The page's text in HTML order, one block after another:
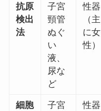
抗原
検出
法
子宮
頸管
ぬぐ
い
液、
尿な
ど
性器
（主
に女
性）
細胞
子宮
性器